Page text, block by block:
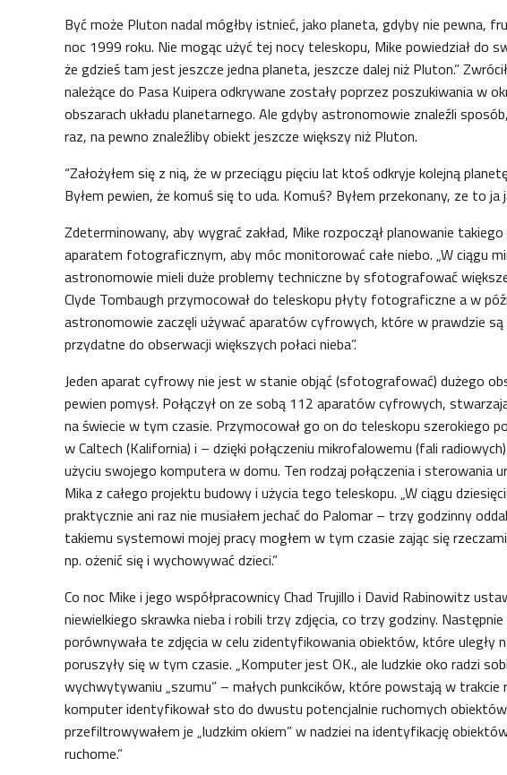
Być może Pluton nadal mógłby istnieć, jako planeta, gdyby nie pewna,
noc 1999 roku. Nie mogąc użyć tej nocy teleskopu, Mike powiedział do
że gdzieś tam jest jeszcze jedna planeta, jeszcze dalej niż Pluton.”
należące do Pasa Kuipera odkrywane zostały poprzez poszukiwania w
obszarach układu planetarnego. Ale gdyby astronomowie znaleźli
raz, na pewno znaleźliby obiekt jeszcze większy niż Pluton.
“Założyłem się z nią, że w przeciągu pięciu lat ktoś odkryje kolejną
Byłem pewien, że komuś się to uda. Komuś? Byłem przekonany, ze to ja
Zdeterminowany, aby wygrać zakład, Mike rozpoczął planowanie
aparatem fotograficznym, aby móc monitorować całe niebo. „W ciągu
astronomowie mieli duże problemy techniczne by sfotografować
Clyde Tombaugh przymocował do teleskopu płyty fotograficzne a w
astronomowie zaczęli używać aparatów cyfrowych, które w prawdzie są
przydatne do obserwacji większych połaci nieba”.
Jeden aparat cyfrowy nie jest w stanie objąć (sfotografować) dużego
pewien pomysł. Połączył on ze sobą 112 aparatów cyfrowych,
na świecie w tym czasie. Przymocował go on do teleskopu szerokiego
w Caltech (Kalifornia) i – dzięki połączeniu mikrofalowemu (fali
użyciu swojego komputera w domu. Ten rodzaj połączenia i sterowania
Mika z całego projektu budowy i użycia tego teleskopu. „W ciągu
praktycznie ani raz nie musiałem jechać do Palomar – trzy godzinny
takiemu systemowi mojej pracy mogłem w tym czasie zając się
np. ożenić się i wychowywać dzieci.”
Co noc Mike i jego współpracownicy Chad Trujillo i David Rabinowitz
niewielkiego skrawka nieba i robili trzy zdjęcia, co trzy godziny.
porównywała te zdjęcia w celu zidentyfikowania obiektów, które uległy
poruszyły się w tym czasie. „Komputer jest OK., ale ludzkie oko radzi
wychwytywaniu „szumu” – małych punkcików, które powstają w trakcie
komputer identyfikował sto do dwustu potencjalnie ruchomych
przefiltrowywałem je „ludzkim okiem” w nadziei na identyfikację
ruchome.”